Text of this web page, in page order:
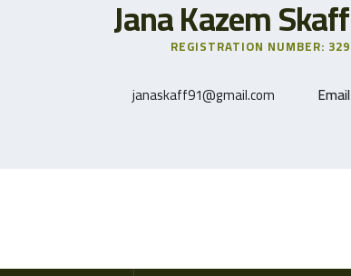
Jana Kazem Skaff
REGISTRATION NUMBER: 329
Email
janaskaff91@gmail.com